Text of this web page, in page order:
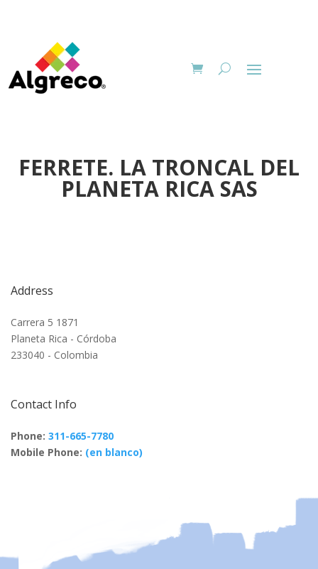
FERRETE. LA TRONCAL DEL
PLANETA RICA SAS
Address
Carrera 5 1871
Planeta Rica - Córdoba
233040 - Colombia
Contact Info
Phone: 311-665-7780
Mobile Phone: (en blanco)